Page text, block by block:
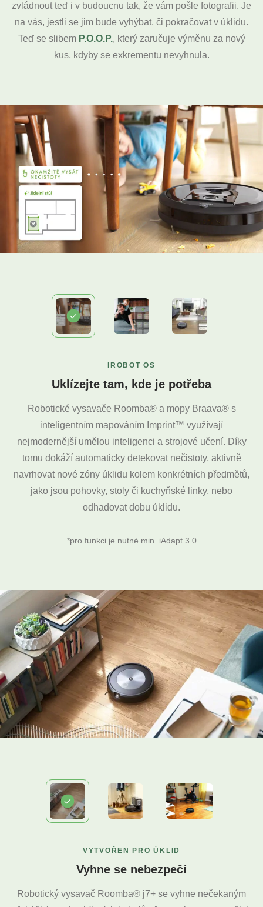
zvládnout teď i v budoucnu tak, že vám pošle fotografii. Je
na vás, jestli se jim bude vyhýbat, či pokračovat v úklidu.
Teď se slibem P.O.O.P., který zaručuje výměnu za nový
kus, kdyby se exkrementu nevyhnula.
IROBOT OS
Uklízejte tam, kde je potřeba
Robotické vysavače Roomba® a mopy Braava® s
inteligentním mapováním Imprint™ využívají
nejmodernější umělou inteligenci a strojové učení. Díky
tomu dokáží automaticky detekovat nečistoty, aktivně
navrhovat nové zóny úklidu kolem konkrétních předmětů,
jako jsou pohovky, stoly či kuchyňské linky, nebo
odhadovat dobu úklidu.
*pro funkci je nutné min. iAdapt 3.0
VYTVOŘEN PRO ÚKLID
Vyhne se nebezpečí
Robotický vysavač Roomba® j7+ se vyhne nečekaným